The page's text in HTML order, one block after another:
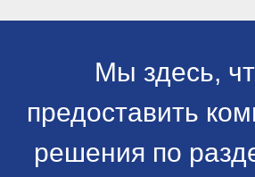
Мы здесь,
предоставить
решения по